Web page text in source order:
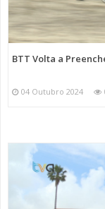
BTT Volta a
04 Outubro 2024